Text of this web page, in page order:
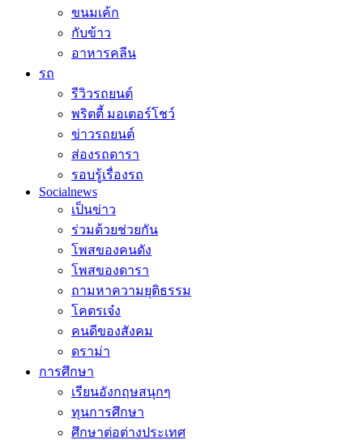
ขนมเค้ก
กับข้าว
อาหารคลีน
รถ
รีวิวรถยนต์
พริตตี้ มอเตอร์โชว์
ข่าวรถยนต์
ส่องรถดารา
รอบรู้เรื่องรถ
Socialnews
เป็นข่าว
ร่วมด้วยช่วยกัน
โพสของคนดัง
โพสของดารา
ถามหาความยุติธรรม
โคตรเจ๋ง
คนดีของสังคม
ดราม่า
การศึกษา
เรียนอังกฤษสนุกๆ
ทุนการศึกษา
ศึกษาต่อต่างประเทศ